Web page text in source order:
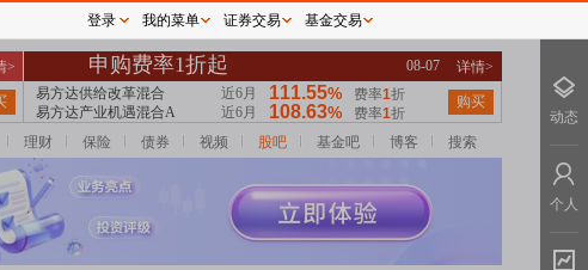
理财 保险 债券 视频 股吧 基金吧 博客 搜索
登录 我的菜单 证券交易 基金交易
动态
个人